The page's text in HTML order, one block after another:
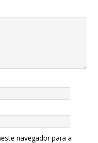
navegador para a